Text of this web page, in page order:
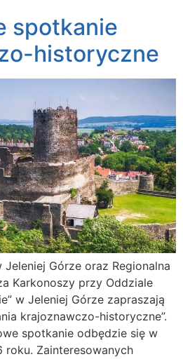
spotkanie
historyczne
Górze oraz Regionalna
Karkonoszy przy Oddziale
w Jeleniej Górze zapraszają
krajoznawczo-historyczne”.
spotkanie odbędzie się w
Zainteresowanych